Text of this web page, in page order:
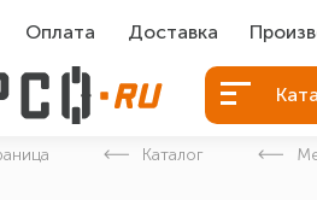
Оплата Доставка
Болты
Болты
Каталог